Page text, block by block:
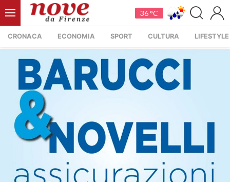
36 °C
CRONACA ECONOMIA SPORT CULTURA LIFESTYLE